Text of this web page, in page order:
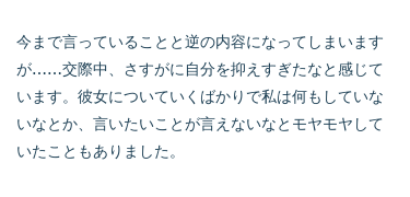
今まで言っていることと逆の内容になってしまいます
が……交際中、さすがに自分を抑えすぎたなと感じて
います。彼女についていくばかりで私は何もしていな
いなとか、言いたいことが言えないなとモヤモヤして
いたこともありました。